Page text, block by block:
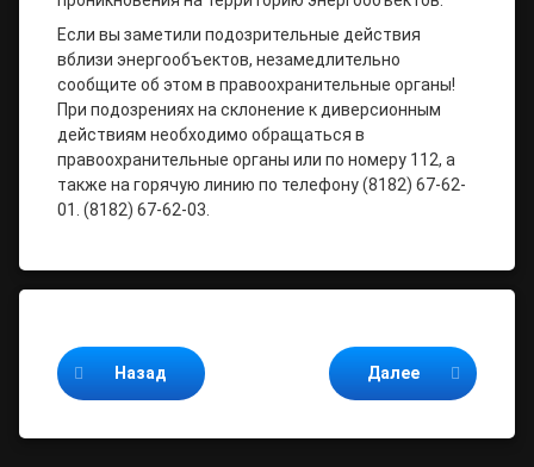
Если вы заметили подозрительные действия
вблизи энергообъектов, незамедлительно
сообщите об этом в правоохранительные органы!
При подозрениях на склонение к диверсионным
действиям необходимо обращаться в
правоохранительные органы или по номеру 112, а
также на горячую линию по телефону (8182) 67-62-
01. (8182) 67-62-03.
Назад Далее